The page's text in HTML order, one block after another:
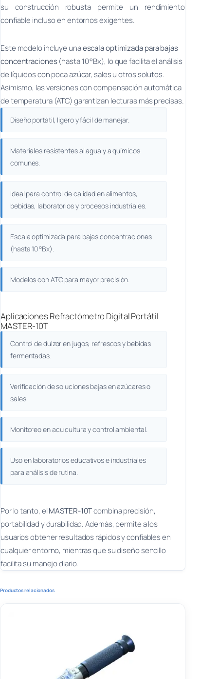
su construcción robusta permite un rendimiento
confiable incluso en entornos exigentes.
Este modelo incluye unaescala optimizada para bajas
concentraciones(hasta 10 °Bx), lo que facilita el análisis
de líquidos con poca azúcar, sales u otros solutos.
Asimismo, las versiones con compensación automática
de temperatura (ATC) garantizan lecturas más precisas.
Diseño portátil, ligero y fácil de manejar.
Materiales resistentes al agua y a químicos
comunes.
Ideal para control de calidad en alimentos,
bebidas, laboratorios y procesos industriales.
Escala optimizada para bajas concentraciones
(hasta 10 °Bx).
Modelos con ATC para mayor precisión.
Aplicaciones Refractómetro Digital Portátil
MASTER-10T
Control de dulzor en jugos, refrescos y bebidas
fermentadas.
Verificación de soluciones bajas en azúcares o
sales.
Monitoreo en acuicultura y control ambiental.
Uso en laboratorios educativos e industriales
para análisis de rutina.
Por lo tanto, elMASTER-10Tcombina precisión,
portabilidad y durabilidad. Además, permite a los
usuarios obtener resultados rápidos y confiables en
cualquier entorno, mientras que su diseño sencillo
facilita su manejo diario.
Productos relacionados